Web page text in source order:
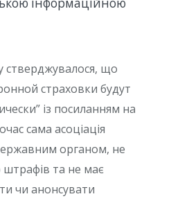
стверджувалося, що
страховки будут
із посиланням на
сама асоціація
органом, не
та не має
чи анонсувати